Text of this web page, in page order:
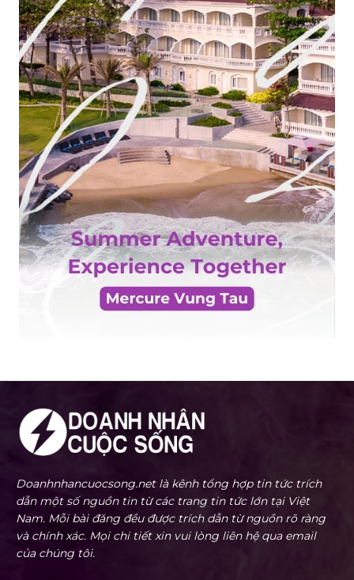
Doanhnhancuocsong.net là kênh tổng hợp tin tức trích
dẫn một số nguồn tin từ các trang tin tức lớn tại Việt
Nam. Mỗi bài đăng đều được trích dẫn từ nguồn rõ ràng
và chính xác. Mọi chi tiết xin vui lòng liên hệ qua email
của chúng tôi.